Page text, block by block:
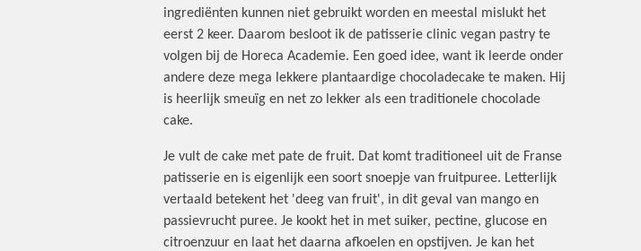
ingrediënten kunnen niet gebruikt worden en meestal mislukt het
eerst 2 keer. Daarom besloot ik de patisserie clinic vegan pastry te
volgen bij de Horeca Academie. Een goed idee, want ik leerde onder
andere deze mega lekkere plantaardige chocoladecake te maken. Hij
is heerlijk smeuïg en net zo lekker als een traditionele chocolade
cake.
Je vult de cake met pate de fruit. Dat komt traditioneel uit de Franse
patisserie en is eigenlijk een soort snoepje van fruitpuree. Letterlijk
vertaald betekent het 'deeg van fruit', in dit geval van mango en
passievrucht puree. Je kookt het in met suiker, pectine, glucose en
citroenzuur en laat het daarna afkoelen en opstijven. Je kan het